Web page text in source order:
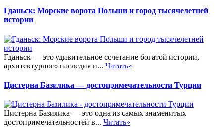
Гданьск: Морские ворота Польши и город тысячелетней
истории
Гданьск — это удивительное сочетание богатой истории,
архитектурного наследия и... Читать»
Цистерна Базилика — достопримечательности Турции
Цистерна Базилика — это одна из самых знаменитых
достопримечательностей в... Читать»